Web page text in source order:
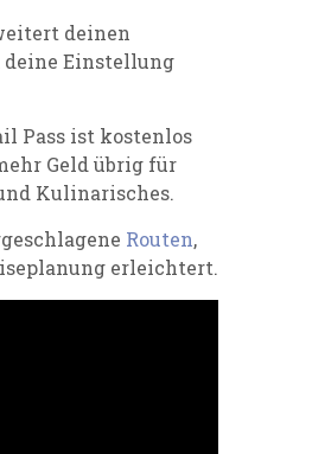
deinen
Einstellung
Pass ist kostenlos
Geld übrig für
Kulinarisches.
Routen,
erleichtert.